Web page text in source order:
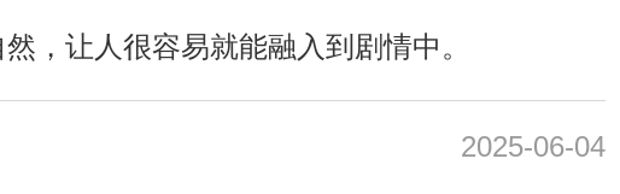
，让人很容易就能融入到剧情中。
2025-06-04